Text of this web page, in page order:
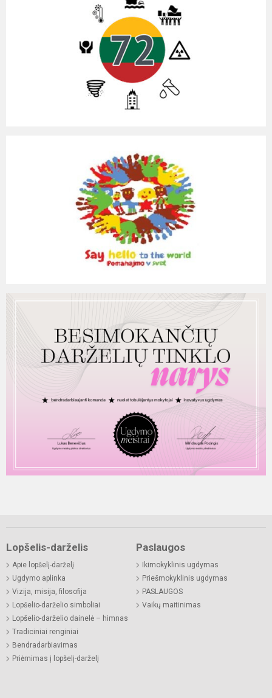
Lopšelis-darželis
Apie lopšelį-darželį
Ugdymo aplinka
Vizija, misija, filosofija
Lopšelio-darželio simboliai
Lopšelio-darželio dainelė – himnas
Tradiciniai renginiai
Bendradarbiavimas
Priėmimas į lopšelį-darželį
Paslaugos
Ikimokyklinis ugdymas
Priešmokyklinis ugdymas
PASLAUGOS
Vaikų maitinimas